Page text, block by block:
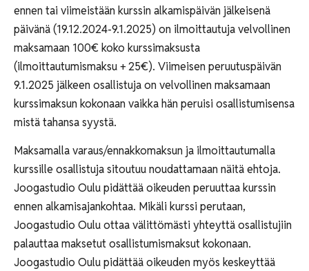
ennen tai viimeistään kurssin alkamispäivän jälkeisenä
päivänä (19.12.2024-9.1.2025) on ilmoittautuja velvollinen
maksamaan 100€ koko kurssimaksusta
(ilmoittautumismaksu + 25€). Viimeisen peruutuspäivän
9.1.2025 jälkeen osallistuja on velvollinen maksamaan
kurssimaksun kokonaan vaikka hän peruisi osallistumisensa
mistä tahansa syystä.
Maksamalla varaus/ennakkomaksun ja ilmoittautumalla
kurssille osallistuja sitoutuu noudattamaan näitä ehtoja.
Joogastudio Oulu pidättää oikeuden peruuttaa kurssin
ennen alkamisajankohtaa. Mikäli kurssi perutaan,
Joogastudio Oulu ottaa välittömästi yhteyttä osallistujiin
palauttaa maksetut osallistumismaksut kokonaan.
Joogastudio Oulu pidättää oikeuden myös keskeyttää